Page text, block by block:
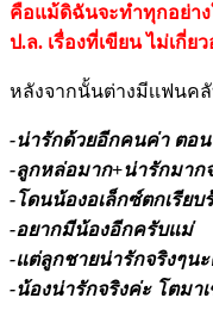
คือแม้ดิฉันจะทำทุกอย่า
ป.ล. เรื่องที่เขียน ไม่เกี่ย
หลังจากนั้นต่างมีเเฟนค
-น่ารักด้วยอีกคนค่า ตอ
-ลูกหล่อมาก+น่ารักมากจ
-โดนน้องอเล็กซ์ตกเรียบ
-อยากมีน้องอีกครับแม่
-แต่ลูกชายน่ารักจริงๆน
-น้องน่ารักจริงค่ะ โตมา